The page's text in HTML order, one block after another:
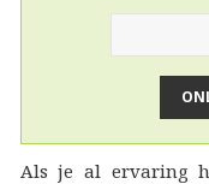
Als je al ervaring